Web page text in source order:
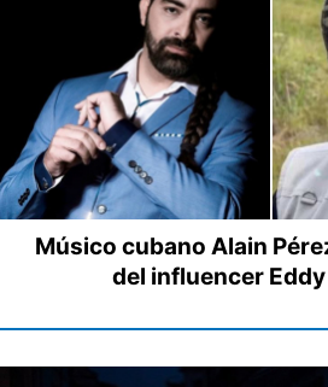
Músico cubano Alain
del influencer